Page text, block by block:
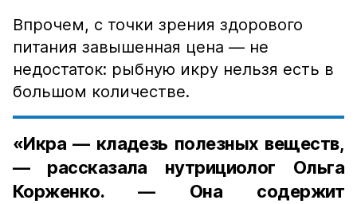
Впрочем, с точки зрения здорового
питания завышенная цена — не
недостаток: рыбную икру нельзя есть в
большом количестве.
«Икра — кладезь полезных веществ,
— рассказала нутрициолог Ольга
Корженко. — Она содержит